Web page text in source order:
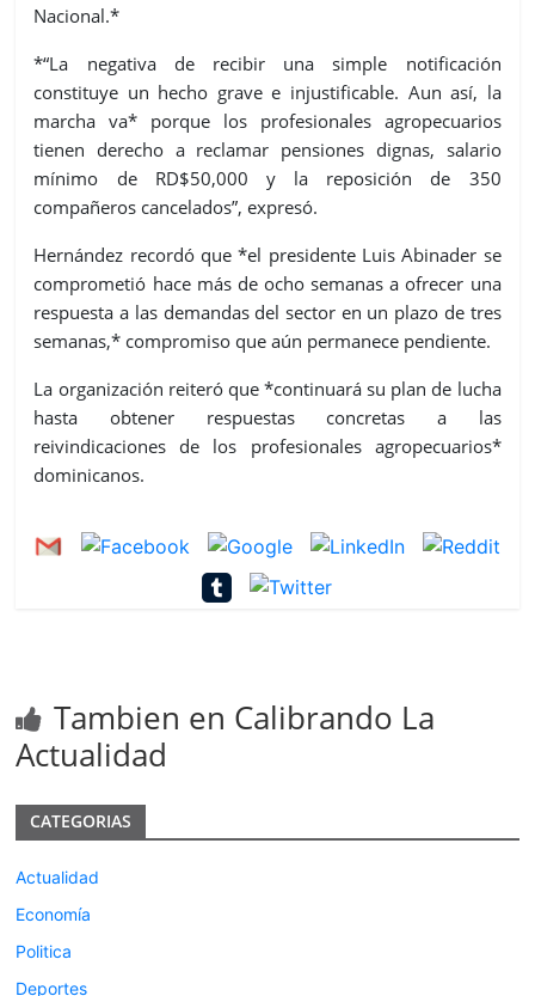
Nacional.*
*“La negativa de recibir una simple notificación
constituye un hecho grave e injustificable. Aun así, la
marcha va* porque los profesionales agropecuarios
tienen derecho a reclamar pensiones dignas, salario
mínimo de RD$50,000 y la reposición de 350
compañeros cancelados”, expresó.
Hernández recordó que *el presidente Luis Abinader se
comprometió hace más de ocho semanas a ofrecer una
respuesta a las demandas del sector en un plazo de tres
semanas,* compromiso que aún permanece pendiente.
La organización reiteró que *continuará su plan de lucha
hasta obtener respuestas concretas a las
reivindicaciones de los profesionales agropecuarios*
dominicanos.
Tambien en Calibrando La
Actualidad
CATEGORIAS
Actualidad
Economía
Politica
Deportes